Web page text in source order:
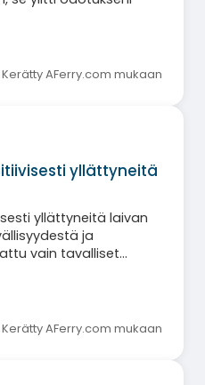
Kerätty AFerry.com mukaan
yllättyneitä
yllättyneitä laivan
ja
vain tavalliset
ja
Kerätty AFerry.com mukaan